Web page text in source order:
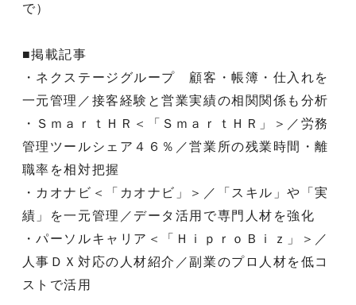
で）
■掲載記事
・ネクステージグループ 顧客・帳簿・仕入れを
一元管理／接客経験と営業実績の相関関係も分析
・ＳｍａｒｔＨＲ＜「ＳｍａｒｔＨＲ」＞／労務
管理ツールシェア４６％／営業所の残業時間・離
職率を相対把握
・カオナビ＜「カオナビ」＞／「スキル」や「実
績」を一元管理／データ活用で専門人材を強化
・パーソルキャリア＜「ＨｉｐｒｏＢｉｚ」＞／
人事ＤＸ対応の人材紹介／副業のプロ人材を低コ
ストで活用